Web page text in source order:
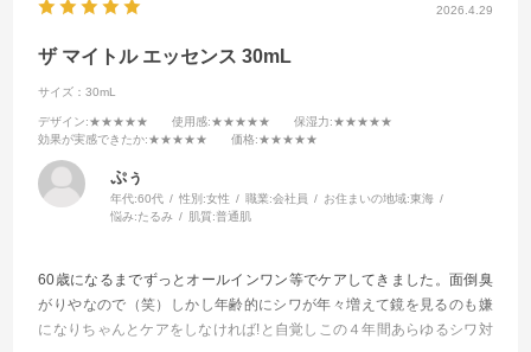
2026.4.29
ザ マイトル エッセンス 30mL
サイズ：30mL
デザイン:★★★★★ 使用感:★★★★★ 保湿力:★★★★★
効果が実感できたか:★★★★★ 価格:★★★★★
ぷぅ
年代:60代 性別:女性 職業:会社員 お住まいの地域:東海
悩み:たるみ 肌質:普通肌
60歳になるまでずっとオールインワン等でケアしてきました。面倒臭
がりやなので（笑）しかし年齢的にシワが年々増えて鏡を見るのも嫌
になりちゃんとケアをしなければ!と自覚しこの４年間あらゆるシワ対